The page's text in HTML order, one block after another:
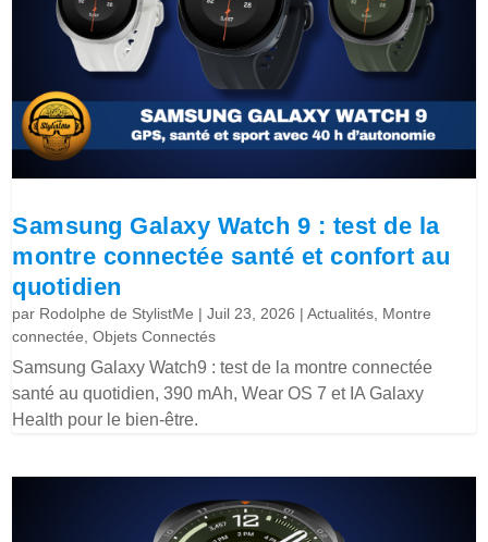
Samsung Galaxy Watch 9 : test de la
montre connectée santé et confort au
quotidien
par Rodolphe de StylistMe |Juil 23, 2026 |Actualités Montre
connectée ,Objets Connectés
Samsung Galaxy Watch9 : test de la montre connectée
santé au quotidien, 390 mAh, Wear OS 7 et IA Galaxy
Health pour le bien-être.